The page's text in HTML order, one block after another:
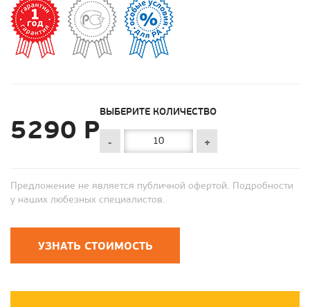
5290 Р
ВЫБЕРИТЕ КОЛИЧЕСТВО
- +
Предложение не является публичной офертой. Подробности
у наших любезных специалистов.
УЗНАТЬ СТОИМОСТЬ